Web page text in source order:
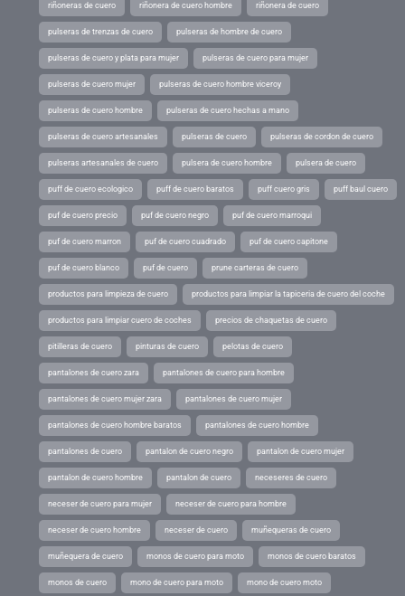
riñoneras de cuero riñonera de cuero hombre riñonera de cuero
pulseras de trenzas de cuero pulseras de hombre de cuero
pulseras de cuero y plata para mujer pulseras de cuero para mujer
pulseras de cuero mujer pulseras de cuero hombre viceroy
pulseras de cuero hombre pulseras de cuero hechas a mano
pulseras de cuero artesanales pulseras de cuero pulseras de cordon de cuero
pulseras artesanales de cuero pulsera de cuero hombre pulsera de cuero
puff de cuero ecologico puff de cuero baratos puff cuero gris puff baul cuero
puf de cuero precio puf de cuero negro puf de cuero marroqui
puf de cuero marron puf de cuero cuadrado puf de cuero capitone
puf de cuero blanco puf de cuero prune carteras de cuero
productos para limpieza de cuero productos para limpiar la tapiceria de cuero del coche
productos para limpiar cuero de coches precios de chaquetas de cuero
pitilleras de cuero pinturas de cuero pelotas de cuero
pantalones de cuero zara pantalones de cuero para hombre
pantalones de cuero mujer zara pantalones de cuero mujer
pantalones de cuero hombre baratos pantalones de cuero hombre
pantalones de cuero pantalon de cuero negro pantalon de cuero mujer
pantalon de cuero hombre pantalon de cuero neceseres de cuero
neceser de cuero para mujer neceser de cuero para hombre
neceser de cuero hombre neceser de cuero muñequeras de cuero
muñequera de cuero monos de cuero para moto monos de cuero baratos
monos de cuero mono de cuero para moto mono de cuero moto